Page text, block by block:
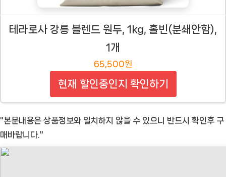
테라로사 강릉 블렌드 원두, 1kg, 홀빈(분쇄안함),
1개
65,500원
현재 할인중인지 확인하기
"본문내용은 상품정보와 일치하지 않을 수 있으니 반드시 확인후 구
매바랍니다."